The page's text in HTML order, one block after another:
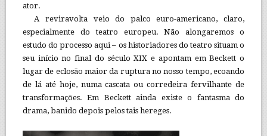
ator.
A reviravolta veio do palco euro-americano, claro,
especialmente do teatro europeu. Não alongaremos o
estudo do processo aqui – os historiadores do teatro situam o
seu início no final do século XIX e apontam em Beckett o
lugar de eclosão maior da ruptura no nosso tempo, ecoando
de lá até hoje, numa cascata ou corredeira fervilhante de
transformações. Em Beckett ainda existe o fantasma do
drama, banido depois pelos tais hereges.